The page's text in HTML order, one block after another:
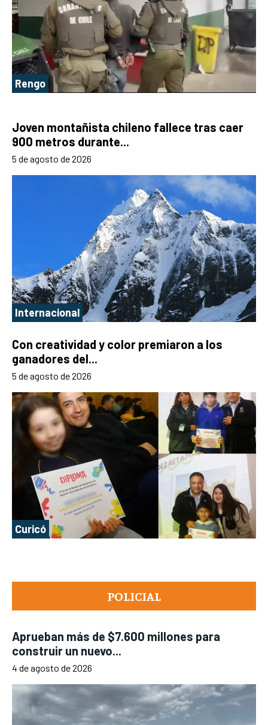
POLICIAL
Aprueban más de $7.600 millones para
construir un nuevo...
4 de agosto de 2026
Rengo
Joven montañista chileno fallece tras caer
900 metros durante...
5 de agosto de 2026
Internacional
Con creatividad y color premiaron a los
ganadores del...
5 de agosto de 2026
Curicó